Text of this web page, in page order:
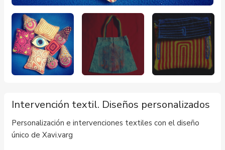
Intervención textil. Diseños personalizados
Personalización e intervenciones textiles con el diseño
único de Xavi.varg